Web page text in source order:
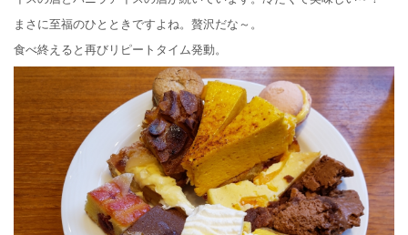
まさに至福のひとときですよね。贅沢だな～。
食べ終えると再びリピートタイム発動。